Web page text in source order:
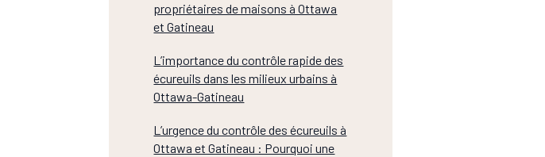
propriétaires de maisons à Ottawa
et Gatineau
L’importance du contrôle rapide des
écureuils dans les milieux urbains à
Ottawa-Gatineau
L’urgence du contrôle des écureuils à
Ottawa et Gatineau : Pourquoi une